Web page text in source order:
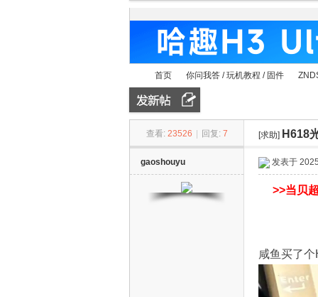
首页
›
你问我答 / 玩机教程 / 固件
›
查看: 23526 回复: 7 [求助] H618
gaoshouyu 发表于
>>当贝
咸鱼买了